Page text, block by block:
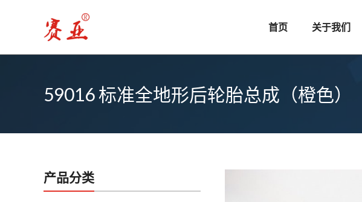
首页 关于我们
59016 标准全地形后轮胎总成（橙色）
产品分类